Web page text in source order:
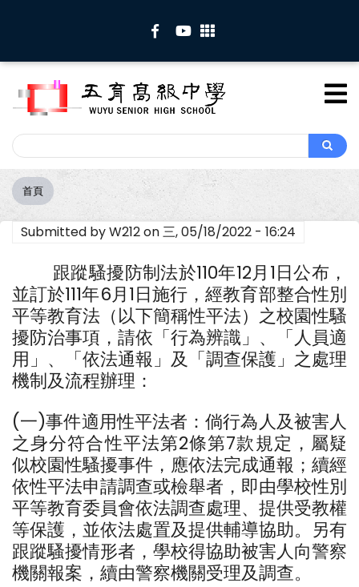
內
Search
Search
導
航
連
首頁
Submitted byW212on三, 05/18/2022 - 16:24
跟蹤騷擾防制法於110年12月1日公布，
並訂於111年6月1日施行，經教育部整合性別
平等教育法（以下簡稱性平法）之校園性騷
擾防治事項，請依「行為辨識」、「人員適
用」、「依法通報」及「調查保護」之處理
機制及流程辦理：
(一)事件適用性平法者：倘行為人及被害人
之身分符合性平法第2條第7款規定，屬疑
似校園性騷擾事件，應依法完成通報；續經
依性平法申請調查或檢舉者，即由學校性別
平等教育委員會依法調查處理、提供受教權
等保護，並依法處置及提供輔導協助。另有
跟蹤騷擾情形者，學校得協助被害人向警察
機關報案，續由警察機關受理及調查。